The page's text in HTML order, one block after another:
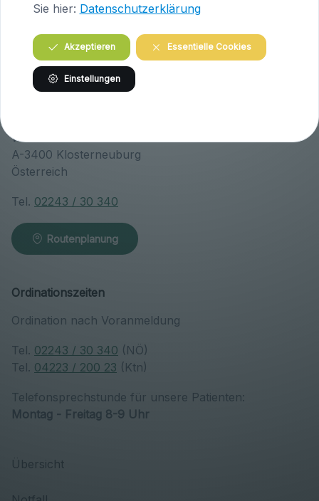
04223 / 200 23
Routenplanung
Wiener Straße 146
A-3400 Klosterneuburg
Österreich
Tel. 02243 / 30 340
Routenplanung
Ordinationszeiten
Ordination nach Voranmeldung
Tel. 02243 / 30 340 (NÖ)
Tel. 04223 / 200 23 (Ktn)
Telefonsprechstunde für unsere Patienten:
Montag - Freitag 8-9 Uhr
Übersicht
Sie hier: Datenschutzerklärung
Akzeptieren Essentielle Cookies
Einstellungen